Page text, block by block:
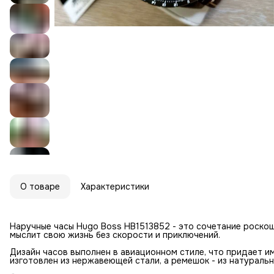
О товаре Характеристики
Наручные часы Hugo Boss HB1513852 - это сочетание
мыслит свою жизнь без скорости и приключений.
Дизайн часов выполнен в авиационном стиле, что придает
изготовлен из нержавеющей стали, а ремешок - из